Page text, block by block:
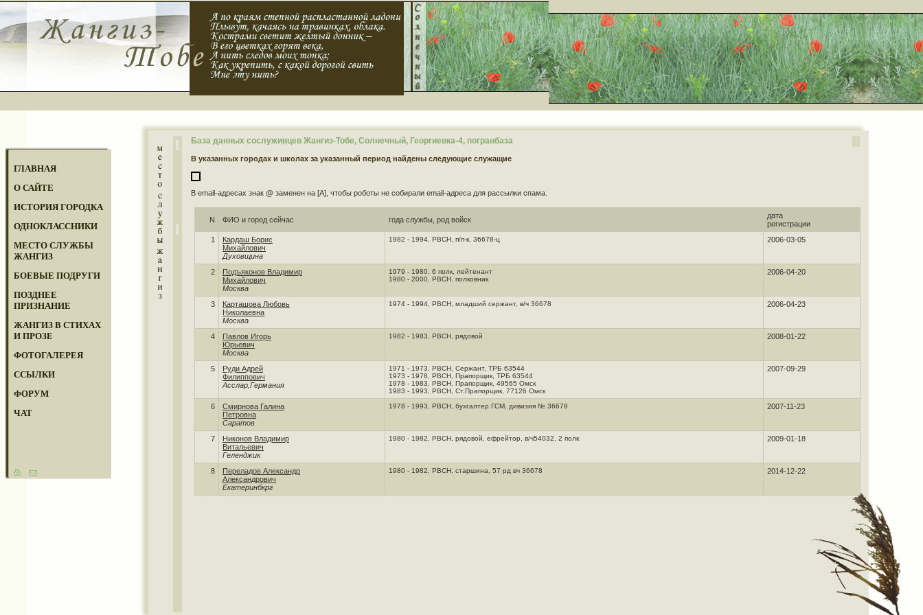
ГЛАВНАЯ
О САЙТЕ
ИСТОРИЯ ГОРОДКА
ОДНОКЛАССНИКИ
МЕСТО СЛУЖБЫ
ЖАНГИЗ
БОЕВЫЕ ПОДРУГИ
ПОЗДНЕЕ
ПРИЗНАНИЕ
ЖАНГИЗ В СТИХАХ
И ПРОЗЕ
ФОТОГАЛЕРЕЯ
ССЫЛКИ
ФОРУМ
ЧАТ
База данных сослуживцев Жангиз-Тобе, Солнечный, Георгиевка-4, погранбаза
В указанных городах и школах за указанный период найдены следующие служащие
В email-адресах знак @ заменен на [A], чтобы роботы не собирали email-адреса для рассылки спама.
N ФИО и город сейчас года службы, род войск
дата
регистрации
1
Кардаш Борис
Михайлович
Духовщина
1982 - 1994, РВСН, п/п-к, 36678-ц 2006-03-05
2
Подъяконов Владимир
Михайлович
Москва
1979 - 1980, 6 полк, лейтенант
1980 - 2000, РВСН, полковник
2006-04-20
3
Карташова Любовь
Николаевна
Москва
1974 - 1994, РВСН, младший сержант, в/ч 36678 2006-04-23
4
Павлов Игорь
Юрьевич
Москва
1982 - 1983, РВСН, рядовой 2008-01-22
5
Руди Адрей
Филиппович
Асслар,Германия
1971 - 1973, РВСН, Сержант, ТРБ 63544
1973 - 1978, РВСН, Прапорщик, ТРБ 63544
1978 - 1983, РВСН, Прапорщик, 49565 Омск
1983 - 1993, РВСН, Ст.Прапорщик, 77126 Омск
2007-09-29
6
Смирнова Галина
Петровна
Саратов
1978 - 1993, РВСН, бухгалтер ГСМ, дивизия № 36678 2007-11-23
7
Никонов Владимир
Витальевич
Геленджик
1980 - 1982, РВСН, рядовой, ефрейтор, в/ч54032, 2 полк 2009-01-18
8
Переладов Александр
Александрович
Екатеринбкрг
1980 - 1982, РВСН, старшина, 57 рд вч 36678 2014-12-22